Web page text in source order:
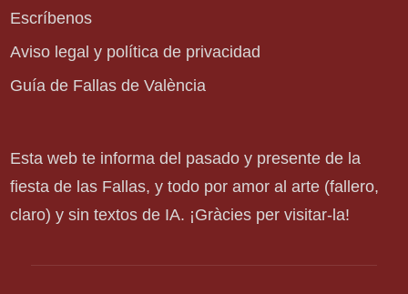
Escríbenos
Aviso legal y política de privacidad
Guía de Fallas de València
Esta web te informa del pasado y presente de la
fiesta de las Fallas, y todo por amor al arte (fallero,
claro) y sin textos de IA. ¡Gràcies per visitar-la!